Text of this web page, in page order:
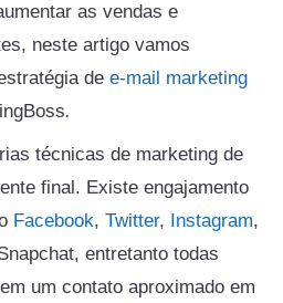
as vendas e
neste artigo vamos
de e-mail marketing
.
técnicas de marketing de
final. Existe engajamento
Facebook, Twitter, Instagram,
entretanto todas
um contato aproximado em